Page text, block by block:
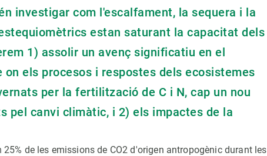
investigar com l'escalfament, la sequera i la
estan saturant la capacitat dels
1) assolir un avenç significatiu en el
els procesos i respostes dels ecosistemes
per la fertilització de C i N, cap un nou
pel canvi climàtic, i 2) els impactes de la
de les emissions de CO2 d'origen antropogènic durant les